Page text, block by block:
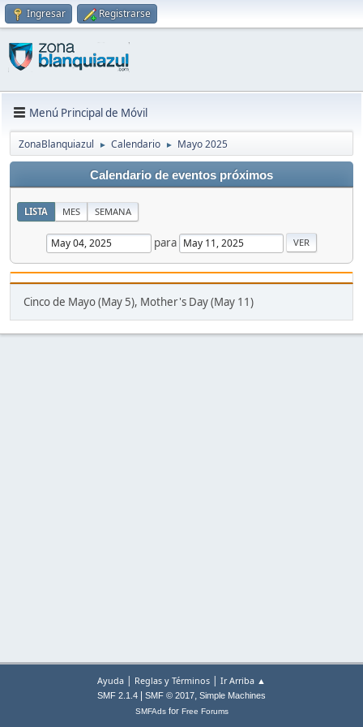
Ingresar Registrarse
Menú Principal de Móvil
ZonaBlanquiazul ► Calendario ► Mayo 2025
Calendario de eventos próximos
LISTA MES SEMANA
para
Cinco de Mayo (May 5), Mother's Day (May 11)
Ayuda | Reglas y Términos | Ir Arriba ▲
SMF 2.1.4 SMF © 2017, Simple Machines
SMFAdsfor Free Forums